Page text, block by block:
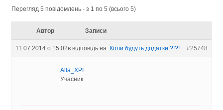
Перегляд 5 повідомлень - з 1 по 5 (всього 5)
Автор Записи
11.07.2014 о 15:02в відповідь на: Коли будуть додатки ?!?! #25748
Alla_XPI
Учасник